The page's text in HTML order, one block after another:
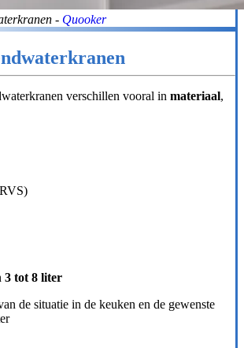
- Quooker
verschillen vooral in materiaal,
3 tot 8 liter
de situatie in de keuken en de gewenste